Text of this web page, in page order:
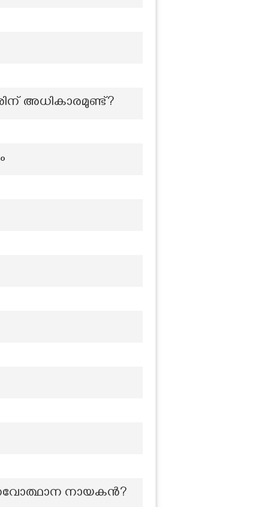
അധികാരമുണ്ട്?
നവോത്ഥാന നായകൻ?